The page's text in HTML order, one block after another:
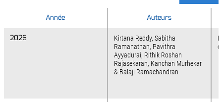
Année
2026
Année
Auteurs
2026
Kirtana Reddy, Sabitha
Ramanathan, Pavithra
Ayyadurai, Rithik Roshan
Rajasekaran, Kanchan Murhekar
& Balaji Ramachandran